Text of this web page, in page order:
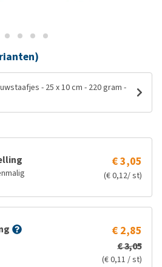
- 25 x 10 cm - 220 gram -
€ 3,05
(€ 0,12/ st)
€ 2,85
€ 3,05
(€ 0,11 / st)